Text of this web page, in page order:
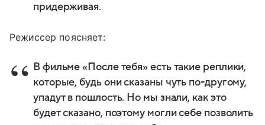
придерживая.
Режиссер поясняет:
В фильме «После тебя» есть такие реплики,
которые, будь они сказаны чуть по-другому,
упадут в пошлость. Но мы знали, как это
будет сказано, поэтому могли себе позволить